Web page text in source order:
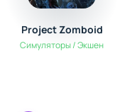
процесса и
Project Zomboid
Симуляторы / Экшен